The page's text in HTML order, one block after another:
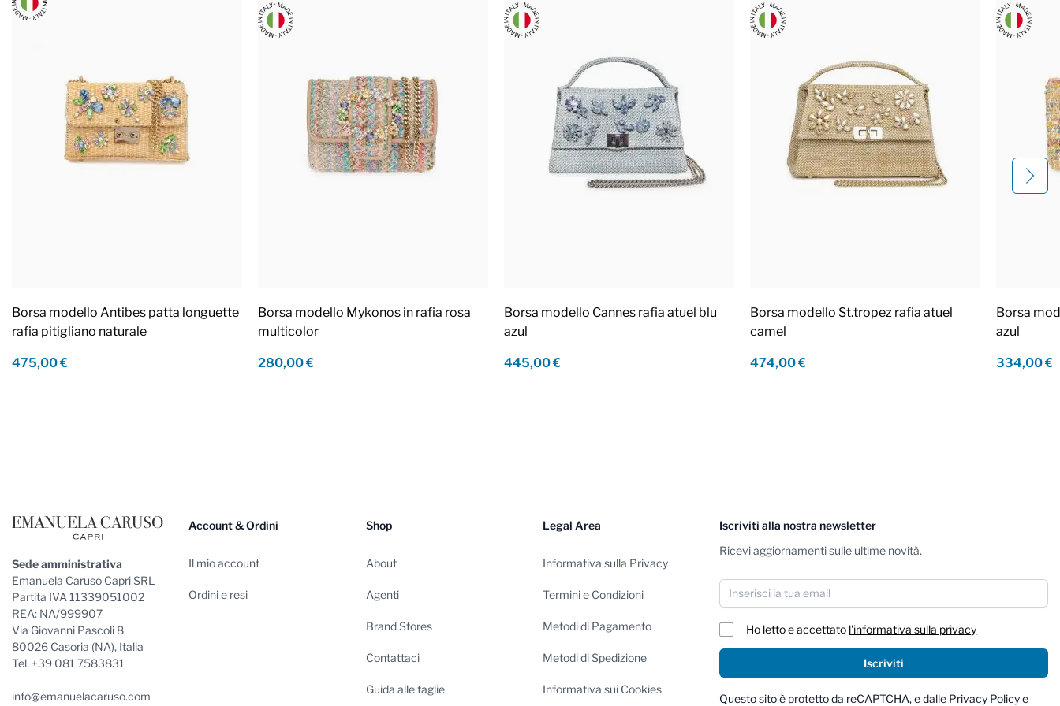
Borsa modello Antibes patta longuette
rafia pitigliano naturale
475,00 €
Borsa modello Mykonos in rafia rosa
multicolor
280,00 €
Borsa modello Cannes rafia atuel blu
azul
445,00 €
Borsa modello St.tropez rafia atuel
camel
474,00 €
Borsa
azul
334,00 €
Sede amministrativa
Emanuela Caruso Capri SRL
Partita IVA 11339051002
REA: NA/999907
Via Giovanni Pascoli 8
80026 Casoria (NA), Italia
Tel. +39 081 7583831
info@emanuelacaruso.com
Account & Ordini
Il mio account
Ordini e resi
Shop
About
Agenti
Brand Stores
Contattaci
Guida alle taglie
Legal Area
Informativa sulla Privacy
Termini e Condizioni
Metodi di Pagamento
Metodi di Spedizione
Informativa sui Cookies
Iscriviti alla nostra newsletter
Ricevi aggiornamenti sulle ultime novità.
Indirizzo email
Ho letto e accettato l'informativa sulla privacy
Iscriviti
Questo sito è protetto da reCAPTCHA, e dalle Privacy Policye